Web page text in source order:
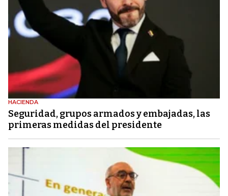
HACIENDA
Seguridad, grupos armados y embajadas, las
primeras medidas del presidente